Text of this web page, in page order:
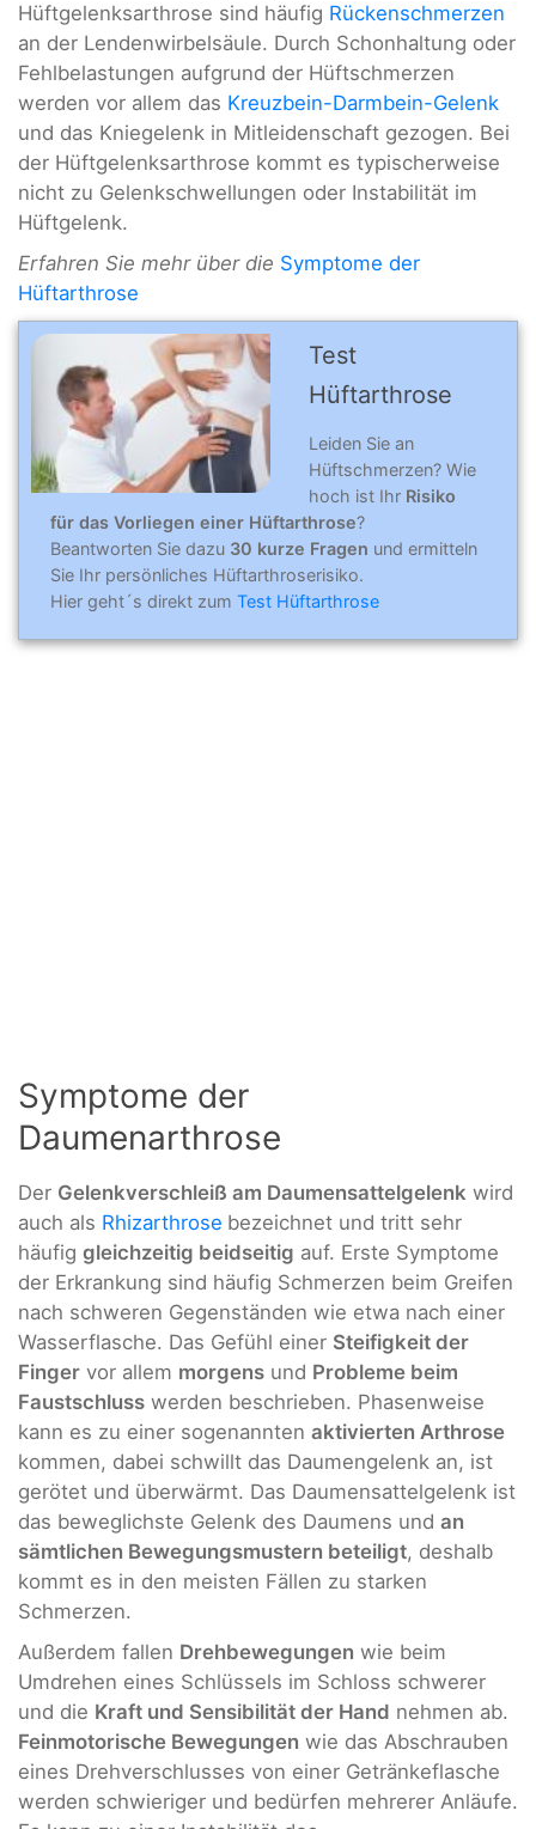
Hüftgelenksarthrose sind häufig Rückenschmerzen
an der Lendenwirbelsäule. Durch Schonhaltung oder
Fehlbelastungen aufgrund der Hüftschmerzen
werden vor allem das Kreuzbein-Darmbein-Gelenk
und das Kniegelenk in Mitleidenschaft gezogen. Bei
der Hüftgelenksarthrose kommt es typischerweise
nicht zu Gelenkschwellungen oder Instabilität im
Hüftgelenk.
Erfahren Sie mehr über die Symptome der
Hüftarthrose
Test
Hüftarthrose
Leiden Sie an
Hüftschmerzen? Wie
hoch ist Ihr Risiko
für das Vorliegen einer Hüftarthrose?
Beantworten Sie dazu 30 kurze Fragen und ermitteln
Sie Ihr persönliches Hüftarthroserisiko.
Hier geht´s direkt zum Test Hüftarthrose
Symptome der
Daumenarthrose
Der Gelenkverschleiß am Daumensattelgelenk wird
auch als Rhizarthrose bezeichnet und tritt sehr
häufig gleichzeitig beidseitig auf. Erste Symptome
der Erkrankung sind häufig Schmerzen beim Greifen
nach schweren Gegenständen wie etwa nach einer
Wasserflasche. Das Gefühl einer Steifigkeit der
Finger vor allem morgens und Probleme beim
Faustschluss werden beschrieben. Phasenweise
kann es zu einer sogenannten aktivierten Arthrose
kommen, dabei schwillt das Daumengelenk an, ist
gerötet und überwärmt. Das Daumensattelgelenk ist
das beweglichste Gelenk des Daumens und an
sämtlichen Bewegungsmustern beteiligt, deshalb
kommt es in den meisten Fällen zu starken
Schmerzen.
Außerdem fallen Drehbewegungen wie beim
Umdrehen eines Schlüssels im Schloss schwerer
und die Kraft und Sensibilität der Hand nehmen ab.
Feinmotorische Bewegungen wie das Abschrauben
eines Drehverschlusses von einer Getränkeflasche
werden schwieriger und bedürfen mehrerer Anläufe.